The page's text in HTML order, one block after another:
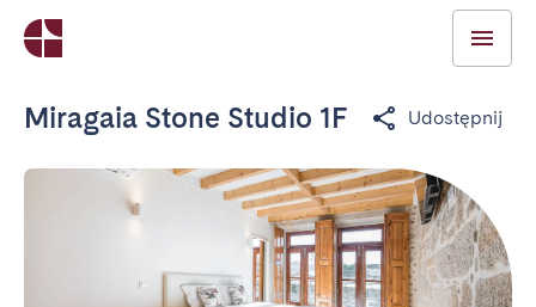
Miragaia Stone Studio 1F Udostępnij